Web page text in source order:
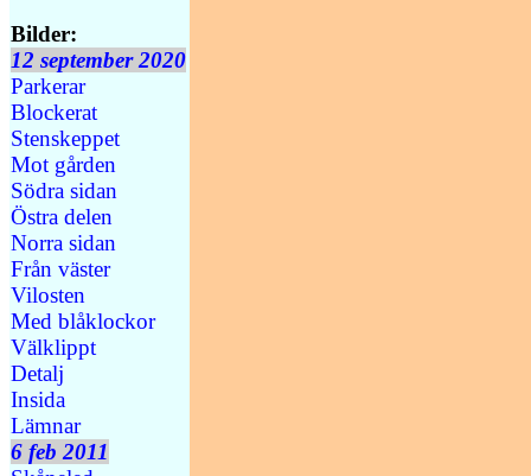
Bilder:
12 september 2020
Parkerar
Blockerat
Stenskeppet
Mot gården
Södra sidan
Östra delen
Norra sidan
Från väster
Vilosten
Med blåklockor
Välklippt
Detalj
Insida
Lämnar
6 feb 2011